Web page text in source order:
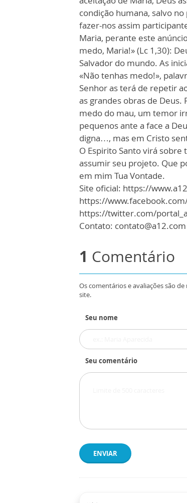
condição humana, salvo
fazer-nos assim
Maria, perante este
medo, Maria!» (Lc 1,30):
Salvador do mundo. As
«Não tenhas medo!»,
Senhor as terá de repetir
as grandes obras de
medo do mau, um temor
pequenos ante a face a
digna…, mas em Cristo
O Espirito Santo virá sobre
assumir seu projeto. Que
em mim Tua Vontade.
Site oficial: https://
https://
https://twitter.com/
Contato: contato@a12.com
1 Comentário
Os comentários e avaliações são
site.
Seu nome
Seu comentário
ENVIAR